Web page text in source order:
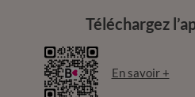
Téléchargez
En savoir +